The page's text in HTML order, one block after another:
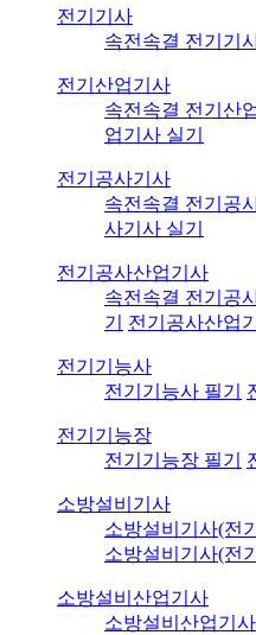
전기기사
속전속결 전기기
전기산업기사
속전속결 전기산
업기사 실기
전기공사기사
속전속결 전기공
사기사 실기
전기공사산업기사
속전속결 전기공
기
전기공사산업
전기기능사
전기기능사 필기
전기기능장
전기기능장 필기
소방설비기사
소방설비기사(전
소방설비기사(전
소방설비산업기사
소방설비산업기사